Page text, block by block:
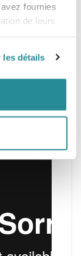
fournies
de leurs
les détails
Kg
40/77